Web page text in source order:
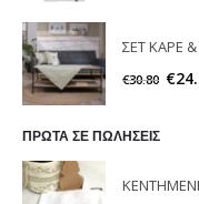
€30.80 €
ΠΡΩΤΑ ΣΕ ΠΩΛΗΣΕΙΣ